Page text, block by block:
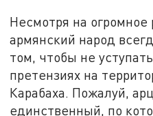
Несмотря на огромное
армянский народ
том, чтобы не
претензиях на
Карабаха. Пожалуй,
единственный, по